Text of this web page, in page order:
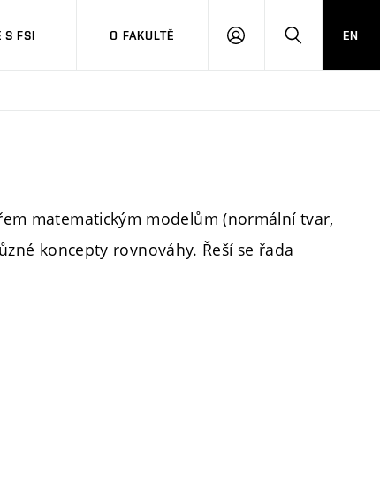
S FSI O FAKULTĚ
PŘIHLÁŠENÍHLEDAT
EN
matematickým modelům (normální tvar,
koncepty rovnováhy. Řeší se řada